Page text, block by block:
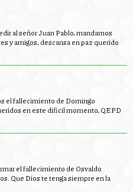
al señor Juan Pablo, mandamos
y amigos, descansa en paz querido
el fallecimiento de Domingo
en este dificil momento, QEPD
el fallecimiento de Osvaldo
Que Dios te tenga siempre en la